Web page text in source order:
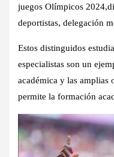
juegos Olímpicos
deportistas, delegación
Estos distinguidos
especialistas son un
académica y las amplias
permite la formación